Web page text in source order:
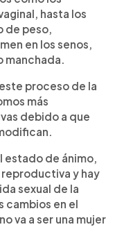
hasta los
de peso,
en los senos,
manchada.
proceso de la
más
debido a que
estado de ánimo,
reproductiva y hay
sexual de la
cambios en el
va a ser una mujer